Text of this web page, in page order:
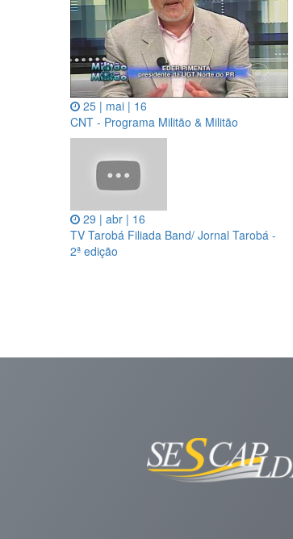
25 | mai | 16
CNT - Programa Militão & Militão
29 | abr | 16
TV Tarobá Filiada Band/ Jornal Tarobá -
2ª edição